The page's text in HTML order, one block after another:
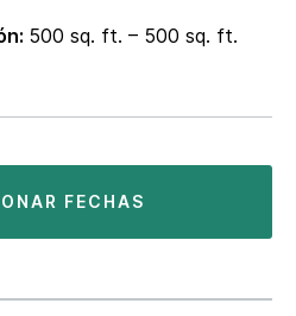
500 sq. ft. – 500 sq. ft.
FECHAS